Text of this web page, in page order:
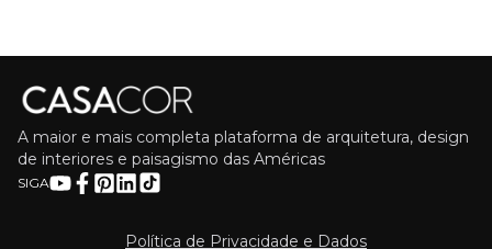
A maior e mais completa plataforma de arquitetura, design
de interiores e paisagismo das Américas
SIGA
Política de Privacidade e Dados